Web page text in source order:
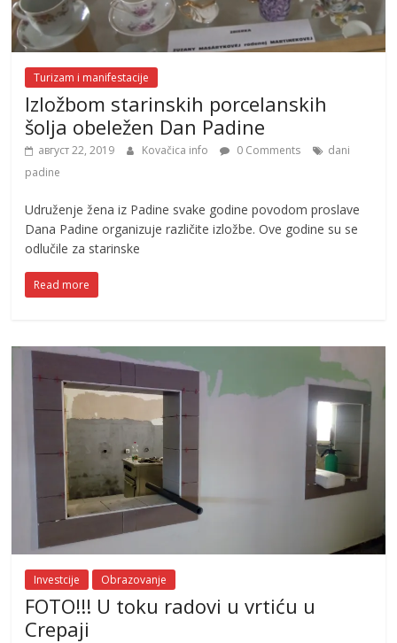
Turizam i manifestacije
Izložbom starinskih porcelanskih
šolja obeležen Dan Padine
август 22, 2019 Kovačica info 0 Comments
dani
padine
Udruženje žena iz Padine svake godine povodom proslave
Dana Padine organizuje različite izložbe. Ove godine su se
odlučile za starinske
Read more
Investcije Obrazovanje
FOTO!!! U toku radovi u vrtiću u
Crepaji